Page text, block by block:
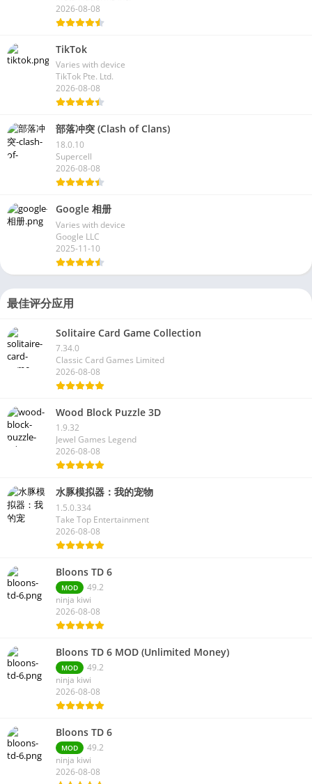
Varies with device
Meta Platforms Inc.
TikTok
Varies with device
TikTok Pte. Ltd.
部落冲突 (Clash of Clans)
18.0.10
Supercell
Google 相册
Varies with device
Google LLC
最佳评分应用
Solitaire Card Game Collection
7.34.0
Classic Card Games Limited
Wood Block Puzzle 3D
1.9.32
Jewel Games Legend
水豚模拟器：我的宠物
1.5.0.334
Take Top Entertainment
Bloons TD 6
MOD
49.2
ninja kiwi
Bloons TD 6 MOD (Unlimited Money)
MOD
49.2
ninja kiwi
Bloons TD 6
MOD
49.2